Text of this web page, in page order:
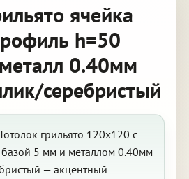
ячейка
h=50
0.40мм
серебристый
грильято 120х120 с
5 мм и металлом 0.40мм
— акцентный